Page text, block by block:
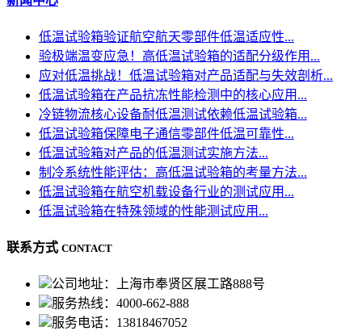
低温试验箱验证航空航天零部件低温适应性...
验极端温变应急！高低温试验箱的适配分级作用...
应对低温挑战！低温试验箱对产品适配与失效剖析...
低温试验箱在产品抗冻性能检测中的核心应用...
冷链物流核心设备耐低温测试依赖低温试验箱...
低温试验箱保障电子通信零部件低温可靠性...
低温试验箱对产品的低温测试实施方法...
制冷系统性能评估：高低温试验箱的考量方法...
低温试验箱在航空机载设备行业的测试应用...
低温试验箱在特殊领域的性能测试应用...
联系方式 CONTACT
公司地址：上海市奉贤区展工路888号
服务热线：4000-662-888
服务电话：13818467052